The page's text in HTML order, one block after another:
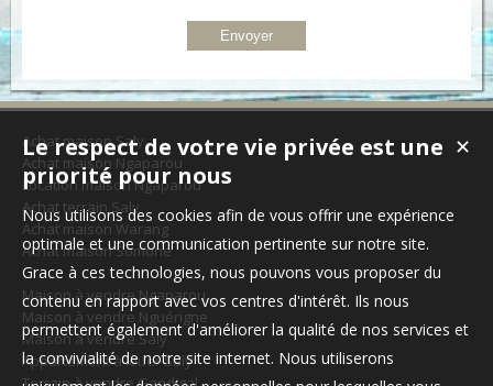
Achat maison Saly
Achat maison Ngaparou
Location maison Ngaparou
Achat terrain Saly
Achat maison Warang
Achat maison Somone
Maison à vendre Ngaparou
Maison à vendre Nguérigne
Maison à vendre Saly
Appartement à louer Saly
✕
Le respect de votre vie privée est une
priorité pour nous
Nous utilisons des cookies afin de vous offrir une expérience
optimale et une communication pertinente sur notre site.
Grace à ces technologies, nous pouvons vous proposer du
contenu en rapport avec vos centres d'intérêt. Ils nous
permettent également d'améliorer la qualité de nos services et
la convivialité de notre site internet. Nous utiliserons